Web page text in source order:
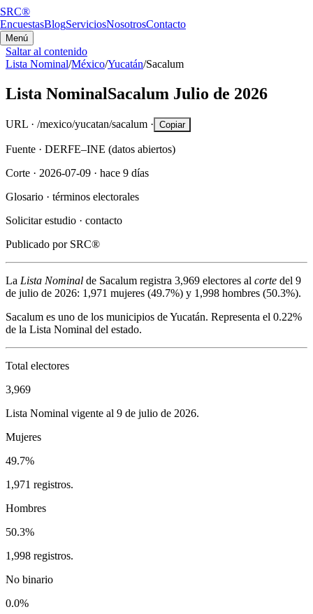
SRC®
EncuestasBlogServiciosNosotrosContacto
Menú
Saltar al contenido
Lista Nominal/México/Yucatán/Sacalum
Lista NominalSacalum Julio de 2026
URL · /mexico/yucatan/sacalum · Copiar
Fuente · DERFE–INE (datos abiertos)
Corte · 2026-07-09 · hace 9 días
Glosario · términos electorales
Solicitar estudio · contacto
Publicado por SRC®
La Lista Nominal de Sacalum registra 3,969 electores al corte del 9
de julio de 2026: 1,971 mujeres (49.7%) y 1,998 hombres (50.3%).
Sacalum es uno de los municipios deYucatán. Representa el 0.22%
de la Lista Nominal del estado.
Total electores
3,969
Lista Nominal vigente al 9 de julio de 2026.
Mujeres
49.7%
1,971 registros.
Hombres
50.3%
1,998 registros.
No binario
0.0%